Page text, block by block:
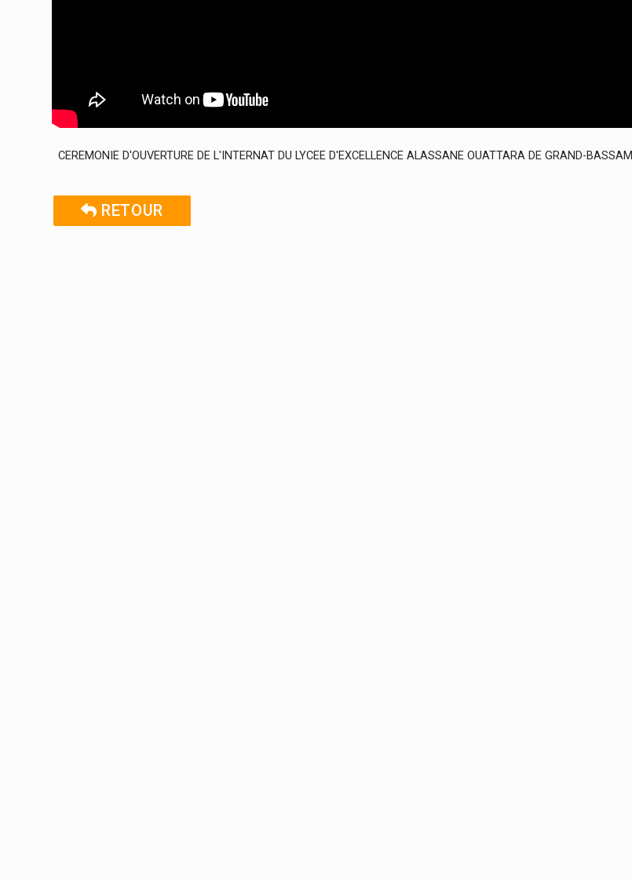
CEREMONIE D'OUVERTURE DE L'INTERNAT DU LYCEE D'EXCELLENCE ALASSANE OUATTARA DE GRAND-BASSAM
RETOUR